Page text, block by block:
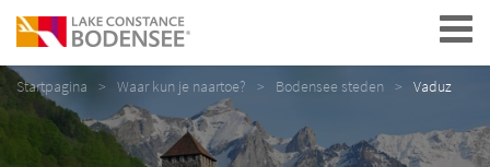
Navigation
Startpagina Waar kun je naartoe? Bodensee steden Vaduz